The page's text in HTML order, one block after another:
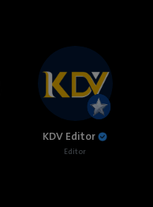
KDV Editor
Editor